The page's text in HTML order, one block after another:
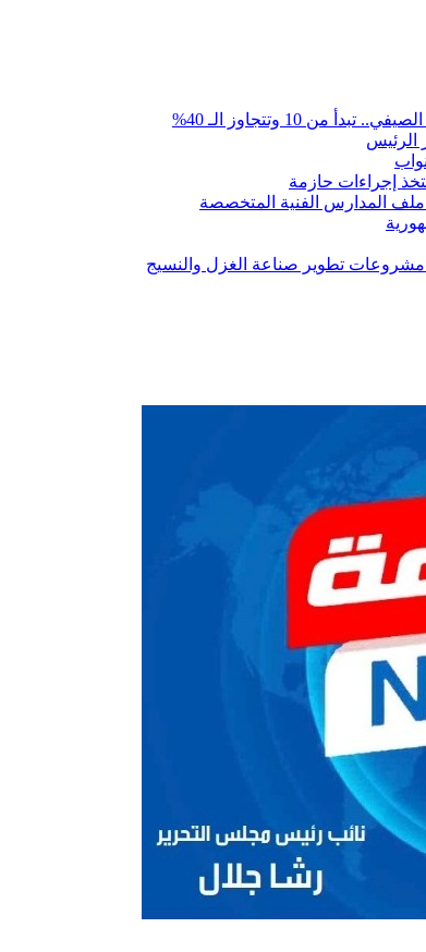
10 وتتجاوز الـ 40%
الرئيس
إجراءات حازمة
المدارس الفنية المتخصصة
مشروعات تطوير صناعة الغزل والنسيج